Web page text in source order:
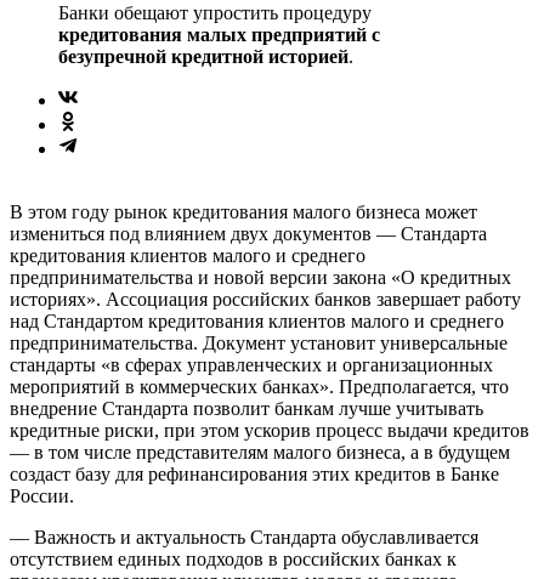
Банки обещают упростить процедуру
кредитования малых предприятий с
безупречной кредитной историей.
В этом году рынок кредитования малого бизнеса может
измениться под влиянием двух документов — Стандарта
кредитования клиентов малого и среднего
предпринимательства и новой версии закона «О кредитных
историях». Ассоциация российских банков завершает работу
над Стандартом кредитования клиентов малого и среднего
предпринимательства. Документ установит универсальные
стандарты «в сферах управленческих и организационных
мероприятий в коммерческих банках». Предполагается, что
внедрение Стандарта позволит банкам лучше учитывать
кредитные риски, при этом ускорив процесс выдачи кредитов
— в том числе представителям малого бизнеса, а в будущем
создаст базу для рефинансирования этих кредитов в Банке
России.
— Важность и актуальность Стандарта обуславливается
отсутствием единых подходов в российских банках к